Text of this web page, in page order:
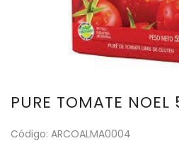
PURE TOMATE
Código: ARCOALMA0004